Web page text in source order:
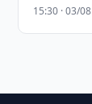
15:30 · 03/08